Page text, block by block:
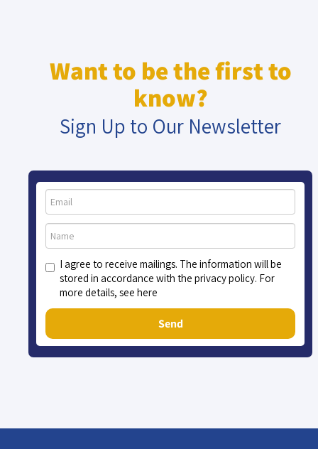
Want to be the first to
know?
Sign Up to Our Newsletter
I agree to receive mailings. The information will be
stored in accordance with the privacy policy. For
more details, see here
Send